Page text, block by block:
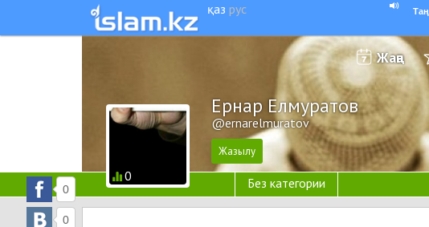
қаз рус Таң
Жаңа
0
Ернар Елмуратов
@ernarelmuratov
Без категории
0
0